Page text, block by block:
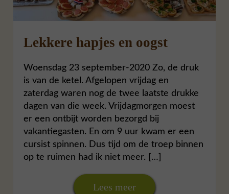
Lekkere hapjes en oogst
Woensdag 23 september-2020 Zo, de druk
is van de ketel. Afgelopen vrijdag en
zaterdag waren nog de twee laatste drukke
dagen van die week. Vrijdagmorgen moest
er een ontbijt worden bezorgd bij
vakantiegasten. En om 9 uur kwam er een
cursist spinnen. Dus tijd om de troep binnen
op te ruimen had ik niet meer. […]
Lees meer